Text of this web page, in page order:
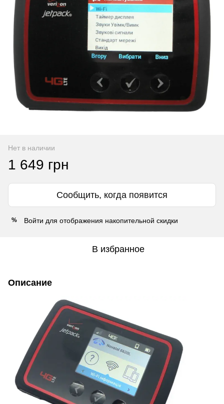
Нет в наличии
1 649 грн
Сообщить, когда появится
% Войти для отображения накопительной скидки
В избранное
Описание